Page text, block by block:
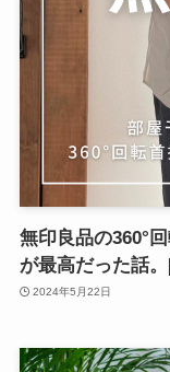
無印良品の360°
が最高だった話
2024年5月22日